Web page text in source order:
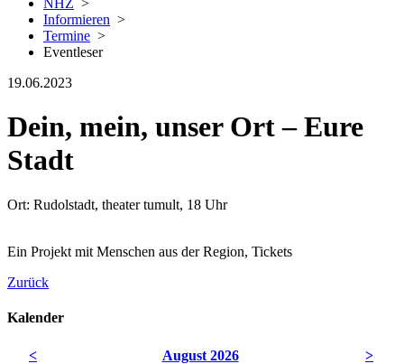
NHZ >
Informieren >
Termine >
Eventleser
19.06.2023
Dein, mein, unser Ort – Eure
Stadt
Ort: Rudolstadt, theater tumult, 18 Uhr
Ein Projekt mit Menschen aus der Region, Tickets
Zurück
Kalender
< August 2026
>